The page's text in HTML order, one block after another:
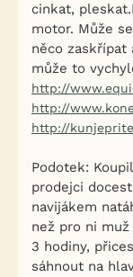
cinkat,
motor. Může
něco zaskřípat
může to
http://
http://
http://
Podotek:
prodejci
navijákem
než pro ni
3 hodiny,
sáhnout na